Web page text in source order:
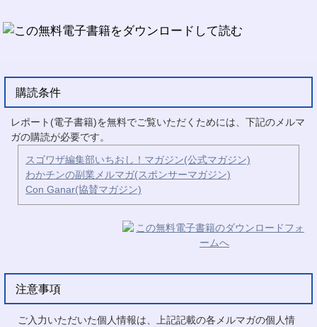
購読条件
レポート(電子書籍)を無料でご覧いただくためには、下記のメルマ
ガの購読が必要です。
スゴワザ編集部いちおし！マガジン(公式マガジン)
わかチンの副業メルマガ(スポンサーマガジン)
Con Ganar(協賛マガジン)
注意事項
ご入力いただいた個人情報は、上記記載の各メルマガの個人情